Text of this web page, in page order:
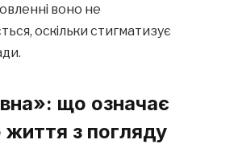
воно не
оскільки стигматизує
що означає
життя з погляду